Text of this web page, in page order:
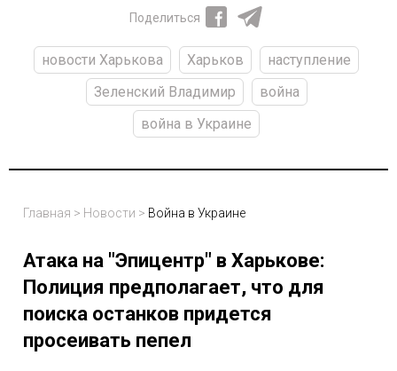
Поделиться
новости Харькова Харьков
наступление
Зеленский Владимир
война
война в Украине
Главная > Новости > Война в Украине
Атака на "Эпицентр" в Харькове:
Полиция предполагает, что для
поиска останков придется
просеивать пепел